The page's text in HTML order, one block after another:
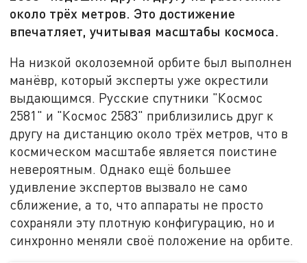
около трёх метров. Это достижение
впечатляет, учитывая масштабы космоса.
На низкой околоземной орбите был выполнен
манёвр, который эксперты уже окрестили
выдающимся. Русские спутники "Космос
2581" и "Космос 2583" приблизились друг к
другу на дистанцию около трёх метров, что в
космическом масштабе является поистине
невероятным. Однако ещё большее
удивление экспертов вызвало не само
сближение, а то, что аппараты не просто
сохраняли эту плотную конфигурацию, но и
синхронно меняли своё положение на орбите.